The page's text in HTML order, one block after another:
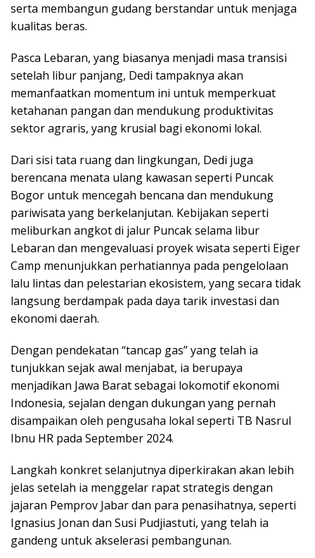
serta membangun gudang berstandar untuk menjaga
kualitas beras.
Pasca Lebaran, yang biasanya menjadi masa transisi
setelah libur panjang, Dedi tampaknya akan
memanfaatkan momentum ini untuk memperkuat
ketahanan pangan dan mendukung produktivitas
sektor agraris, yang krusial bagi ekonomi lokal.
Dari sisi tata ruang dan lingkungan, Dedi juga
berencana menata ulang kawasan seperti Puncak
Bogor untuk mencegah bencana dan mendukung
pariwisata yang berkelanjutan. Kebijakan seperti
meliburkan angkot di jalur Puncak selama libur
Lebaran dan mengevaluasi proyek wisata seperti Eiger
Camp menunjukkan perhatiannya pada pengelolaan
lalu lintas dan pelestarian ekosistem, yang secara tidak
langsung berdampak pada daya tarik investasi dan
ekonomi daerah.
Dengan pendekatan “tancap gas” yang telah ia
tunjukkan sejak awal menjabat, ia berupaya
menjadikan Jawa Barat sebagai lokomotif ekonomi
Indonesia, sejalan dengan dukungan yang pernah
disampaikan oleh pengusaha lokal seperti TB Nasrul
Ibnu HR pada September 2024.
Langkah konkret selanjutnya diperkirakan akan lebih
jelas setelah ia menggelar rapat strategis dengan
jajaran Pemprov Jabar dan para penasihatnya, seperti
Ignasius Jonan dan Susi Pudjiastuti, yang telah ia
gandeng untuk akselerasi pembangunan.